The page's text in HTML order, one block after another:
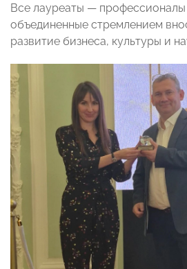
Все лауреаты — профессионалы
объединенные стремлением
развитие бизнеса, культуры и